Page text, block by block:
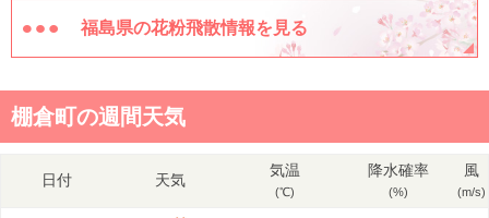
福島県の花粉飛散情報を見る
棚倉町の週間天気
日付 天気
気温
(℃)
降水確率
(%)
風
(m/s)